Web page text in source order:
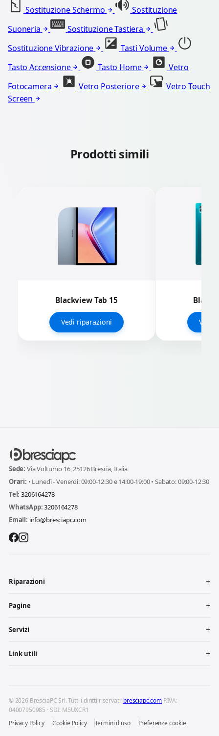
Sostituzione Schermo
Sostituzione
Suoneria
Sostituzione Tastiera
Sostituzione Vibrazione
Tasti Volume
Tasto Accensione
Tasto Home
Vetro
Fotocamera
Vetro Posteriore
Vetro Touch
Screen
Prodotti simili
Blackview Tab 15
Vedi riparazioni Vedi
Sede: Via Volturno 16, 25126 Brescia, Italia
Orari: • Lunedì - Venerdì: 09:00-12:30 e 14:00-19:00 • Sabato: 09:00-12:30
Tel: 3206164278
WhatsApp:3206164278
Email: info@bresciapc.com
Riparazioni
Pagine
Servizi
Link utili
© 2026 BresciaPC Srl. Tutti i diritti riservati. bresciapc.com P.IVA:
04007950985 · SDI: M5UXCR1
Privacy Policy
Cookie Policy Termini d'uso Preferenze cookie